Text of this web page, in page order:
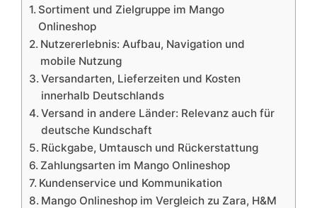
Sortiment und Zielgruppe im Mango
Onlineshop
Nutzererlebnis: Aufbau, Navigation und
mobile Nutzung
Versandarten, Lieferzeiten und Kosten
innerhalb Deutschlands
Versand in andere Länder: Relevanz auch für
deutsche Kundschaft
Rückgabe, Umtausch und Rückerstattung
Zahlungsarten im Mango Onlineshop
Kundenservice und Kommunikation
Mango Onlineshop im Vergleich zu Zara, H&M